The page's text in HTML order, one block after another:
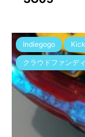
Indiegogo
クラウドファンデ